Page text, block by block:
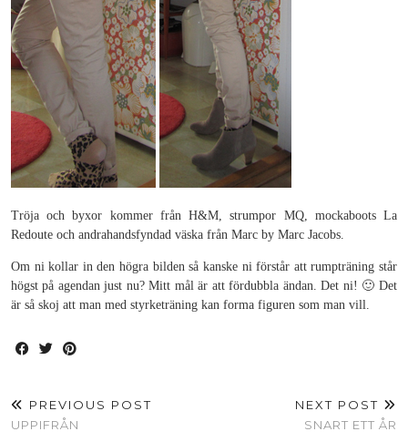
Tröja och byxor kommer från H&M, strumpor MQ, mockaboots La
Redoute och andrahandsfyndad väska från Marc by Marc Jacobs.
Om ni kollar in den högra bilden så kanske ni förstår att rumpträning står
högst på agendan just nu? Mitt mål är att fördubbla ändan. Det ni! 🙂 Det
är så skoj att man med styrketräning kan forma figuren som man vill.
PREVIOUS POST
UPPIFRÅN
NEXT POST
SNART ETT ÅR